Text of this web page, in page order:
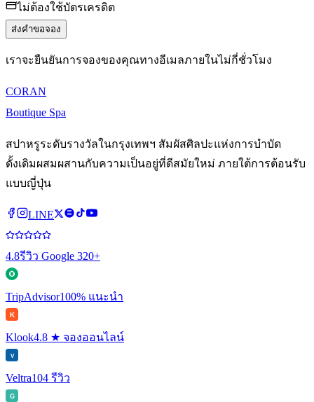
ไม่ต้องใช้บัตรเครดิต
ส่งคำขอจอง
เราจะยืนยันการจองของคุณทางอีเมลภายในไม่กี่ชั่วโมง
CORAN
Boutique Spa
สปาหรูระดับรางวัลในกรุงเทพฯ สัมผัสศิลปะแห่งการบำบัด
ดั้งเดิมผสมผสานกับความเป็นอยู่ที่ดีสมัยใหม่ ภายใต้การต้อนรับ
แบบญี่ปุ่น
LINE
4.8รีวิว Google 320+
TripAdvisor100% แนะนำ
K
Klook4.8 ★ จองออนไลน์
V
Veltra104 รีวิว
G